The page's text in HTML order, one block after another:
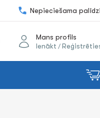
Nepieciešama
Mans profils
Ienākt /